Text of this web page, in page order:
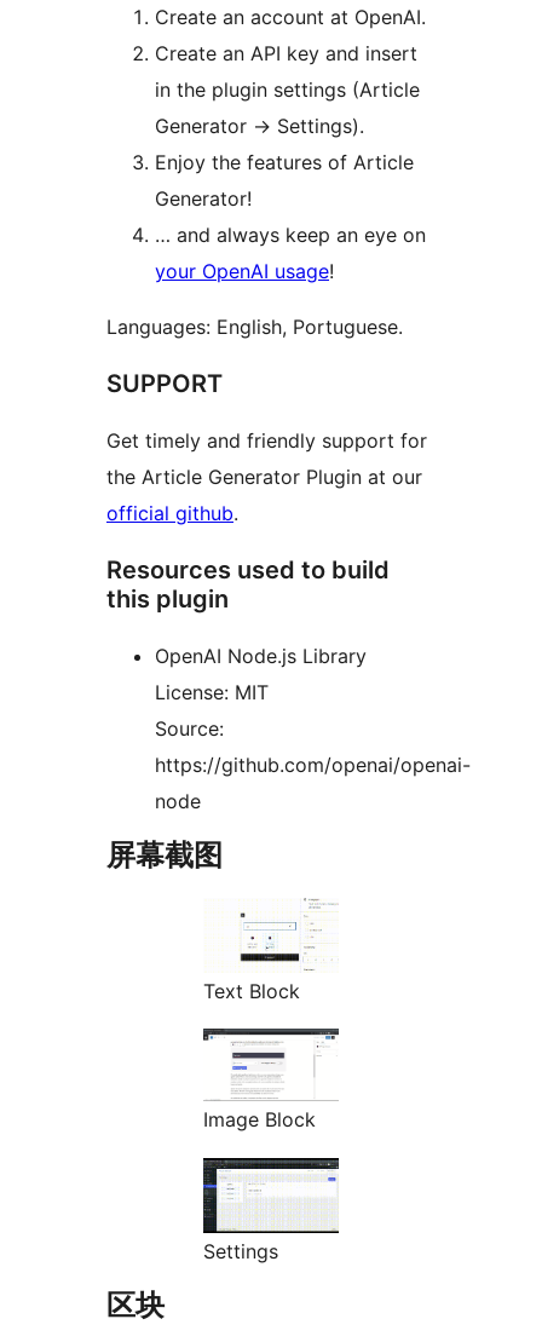
Create an account at OpenAI.
Create an API key and insert
in the plugin settings (Article
Generator -> Settings).
Enjoy the features of Article
Generator!
… and always keep an eye on
your OpenAI usage!
Languages: English, Portuguese.
SUPPORT
Get timely and friendly support for
the Article Generator Plugin at our
official github.
Resources used to build
this plugin
OpenAI Node.js Library
License: MIT
Source:
https://github.com/openai/openai-
node
屏幕截图
Text Block
Image Block
Settings
区块